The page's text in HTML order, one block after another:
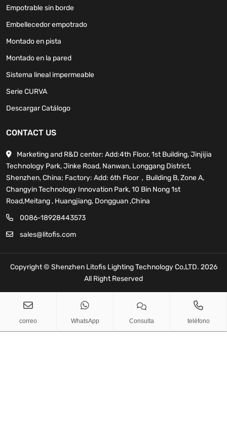
Empotrable sin borde
Embellecedor empotrado
Montado en pista
Montado en la pared
Sistema lineal impermeable
Serie CURVA
Descargar Catálogo
CONTACT US
Marketing and R&D center: Add:4th Floor, 1st Building, Jinjijia
Technology Park, Jinke Road, Nanwan, Longgang District,
Shenzhen, China; Factory: Add: 6th Floor，Building B, Zone A,
Changyin Technology Innovation Park, 10 Bin Nong 1st
Road,Meitang , Huangjiang, Dongguan ,China
0086-18928443573
sales@litofis.com
Copyright © Shenzhen Litofis Lighting Technology Co,LTD. 2026
All Right Reserved
correo
sales@litofis.com Copy
WhatsApp Consulta teléfono